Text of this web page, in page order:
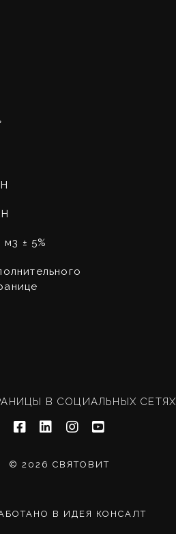
м3 ± 5%
В СОЦИАЛЬНЫХ СЕТЯХ
© 2026 СВЯТОВИТ
В ИДЕЯ КОНСАЛТ